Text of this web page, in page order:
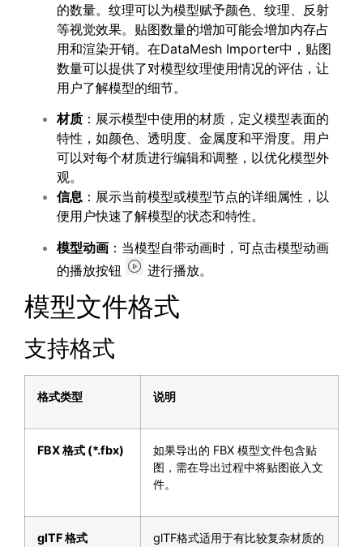
的数量。纹理可以为模型赋予颜色、纹理、反射
等视觉效果。贴图数量的增加可能会增加内存占
用和渲染开销。在DataMesh Importer中，贴图
数量可以提供了对模型纹理使用情况的评估，让
用户了解模型的细节。
材质 ：展示模型中使用的材质，定义模型表面的
特性，如颜色、透明度、金属度和平滑度。用户
可以对每个材质进行编辑和调整，以优化模型外
观。
信息 ：展示当前模型或模型节点的详细属性，以
便用户快速了解模型的状态和特性。
模型动画 ：当模型自带动画时，可点击模型动画
的播放按钮
进行播放。
模型文件格式
支持格式
格式类型 说明
FBX格式 (*.fbx)
如果导出的 FBX 模型文件包含贴
图，需在导出过程中将贴图嵌入文
件。
glTF格式
glTF格式适用于有比较复杂材质的